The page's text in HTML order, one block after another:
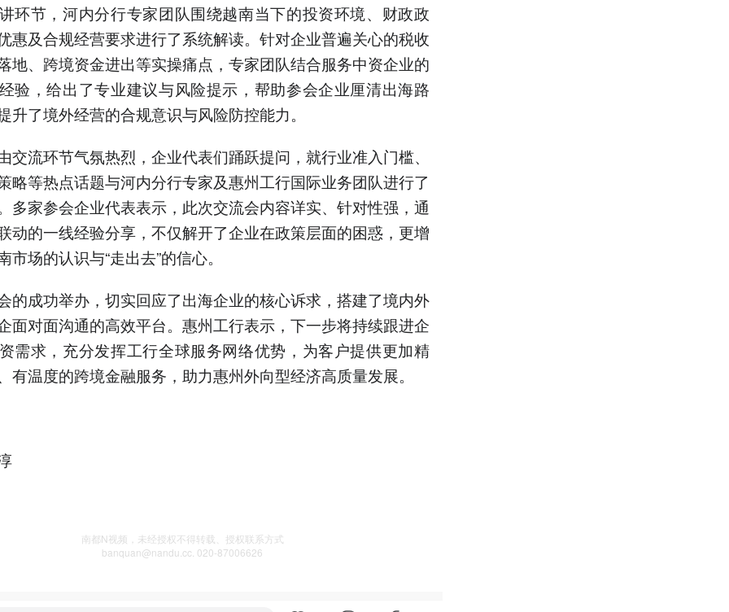
环节，河内分行专家团队围绕越南当下的投资环境、财政政
惠及合规经营要求进行了系统解读。针对企业普遍关心的税收
地、跨境资金进出等实操痛点，专家团队结合服务中资企业的
验，给出了专业建议与风险提示，帮助参会企业厘清出海路
升了境外经营的合规意识与风险防控能力。
交流环节气氛热烈，企业代表们踊跃提问，就行业准入门槛、
略等热点话题与河内分行专家及惠州工行国际业务团队进行了
多家参会企业代表表示，此次交流会内容详实、针对性强，通
动的一线经验分享，不仅解开了企业在政策层面的困惑，更增
市场的认识与“走出去”的信心。
的成功举办，切实回应了出海企业的核心诉求，搭建了境内外
面对面沟通的高效平台。惠州工行表示，下一步将持续跟进企
需求，充分发挥工行全球服务网络优势，为客户提供更加精
有温度的跨境金融服务，助力惠州外向型经济高质量发展。
南都N视频，未经授权不得转载、授权联系方式
banquan@nandu.cc. 020-87006626